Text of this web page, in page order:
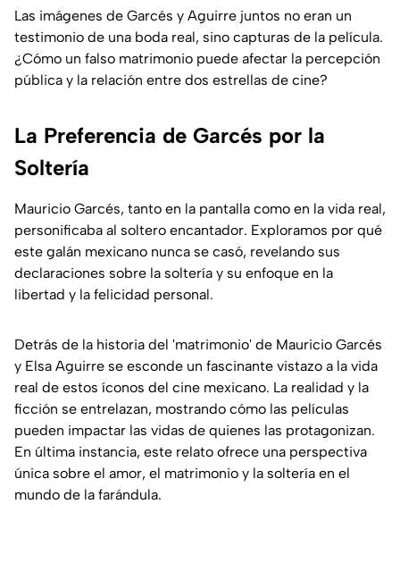
Las imágenes de Garcés y Aguirre juntos no eran un
testimonio de una boda real, sino capturas de la película.
¿Cómo un falso matrimonio puede afectar la percepción
pública y la relación entre dos estrellas de cine?
La Preferencia de Garcés por la
Soltería
Mauricio Garcés, tanto en la pantalla como en la vida real,
personificaba al soltero encantador. Exploramos por qué
este galán mexicano nunca se casó, revelando sus
declaraciones sobre la soltería y su enfoque en la
libertad y la felicidad personal.
Detrás de la historia del 'matrimonio' de Mauricio Garcés
y Elsa Aguirre se esconde un fascinante vistazo a la vida
real de estos íconos del cine mexicano. La realidad y la
ficción se entrelazan, mostrando cómo las películas
pueden impactar las vidas de quienes las protagonizan.
En última instancia, este relato ofrece una perspectiva
única sobre el amor, el matrimonio y la soltería en el
mundo de la farándula.